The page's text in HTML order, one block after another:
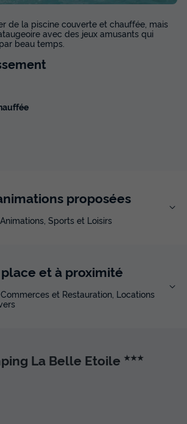
de la piscine couverte et chauffée, mais
avec des jeux amusants qui
beau temps.
proposées
Sports et Loisirs
et à proximité
et Restauration, Locations
La Belle Etoile ★★★